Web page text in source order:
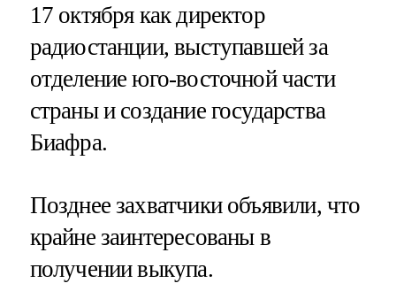
17 октября как директор
радиостанции, выступавшей за
отделение юго-восточной части
страны и создание государства
Биафра.
Позднее захватчики объявили, что
крайне заинтересованы в
получении выкупа.